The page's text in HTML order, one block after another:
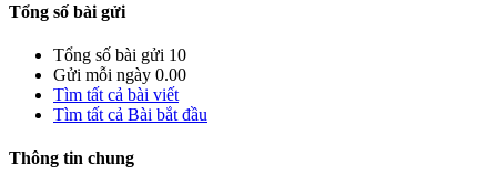
Tổng số bài gửi
Tổng số bài gửi 10
Gửi mỗi ngày 0.00
Tìm tất cả bài viết
Tìm tất cả Bài bắt đầu
Thông tin chung